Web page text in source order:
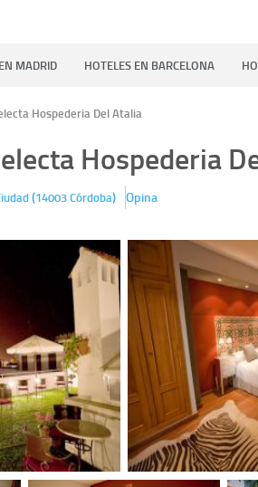
MADRID HOTELES EN BARCELONA
Hospederia Del Atalia
Hospederia
(14003Córdoba) Opina